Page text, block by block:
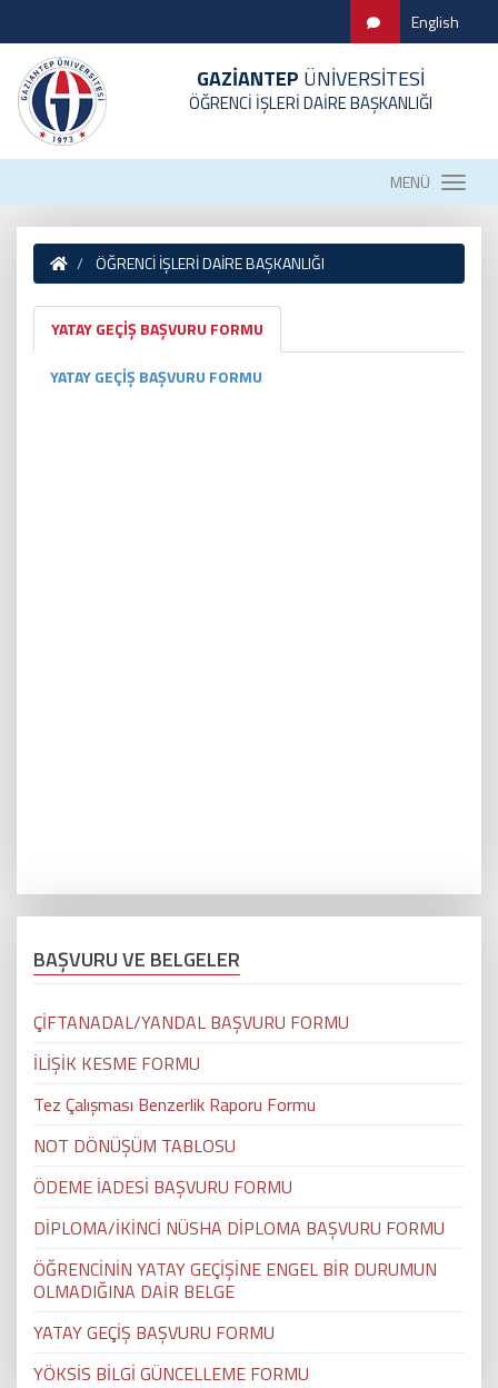
English
GAZİANTEP ÜNİVERSİTESİ
ÖĞRENCİ İŞLERİ DAİRE BAŞKANLIĞI
MENÜ
ÖĞRENCİ İŞLERİ DAİRE BAŞKANLIĞI
YATAY GEÇİŞ BAŞVURU FORMU
YATAY GEÇİŞ BAŞVURU FORMU
BAŞVURU VE BELGELER
ÇİFTANADAL/YANDAL BAŞVURU FORMU
İLİŞİK KESME FORMU
Tez Çalışması Benzerlik Raporu Formu
NOT DÖNÜŞÜM TABLOSU
ÖDEME İADESİ BAŞVURU FORMU
DİPLOMA/İKİNCİ NÜSHA DİPLOMA BAŞVURU FORMU
ÖĞRENCİNİN YATAY GEÇİŞİNE ENGEL BİR DURUMUN
OLMADIĞINA DAİR BELGE
YATAY GEÇİŞ BAŞVURU FORMU
YÖKSİS BİLGİ GÜNCELLEME FORMU